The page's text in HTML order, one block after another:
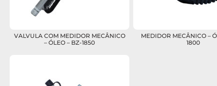
VALVULA COM MEDIDOR MECÂNICO
– ÓLEO – BZ-1850
MEDIDOR MECÂNICO –
1800